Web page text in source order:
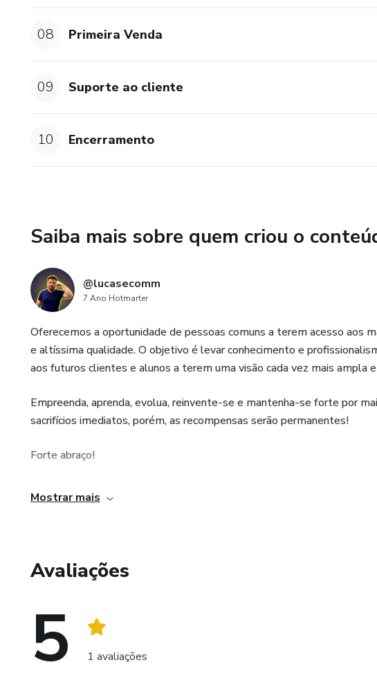
08 Primeira Venda
09 Suporte ao cliente
10 Encerramento
Saiba mais sobre quem criou o
@lucasecomm
7 Ano Hotmarter
Oferecemos a oportunidade de pessoas comuns a terem acesso aos
e altíssima qualidade. O objetivo é levar conhecimento e
aos futuros clientes e alunos a terem uma visão cada vez mais ampla
Empreenda, aprenda, evolua, reinvente-se e mantenha-se forte por
sacrifícios imediatos, porém, as recompensas serão permanentes!
Forte abraço!
Mostrar mais
Avaliações
5 1 avaliações